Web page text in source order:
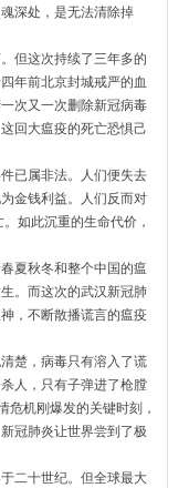
深处，是无法清除掉
但这次持续了三年多的
年前北京封城戒严的血
次又一次删除新冠病毒
这回大瘟疫的死亡恐惧己
已属非法。人们便失去
金钱利益。人们反而对
如此沉重的生命代价，
夏秋冬和整个中国的瘟
。 而这次的武汉新冠肺
， 不断散播谎言的瘟疫
楚， 病毒只有溶入了谎
人， 只有子弹进了枪膛
危机刚爆发的关键时刻，
新冠肺炎让世界尝到了极
二十世纪。 但全球最大